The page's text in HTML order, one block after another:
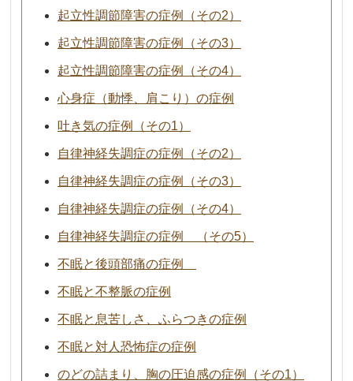
起立性調節障害の症例（その2）
起立性調節障害の症例（その3）
起立性調節障害の症例（その4）
心身症（動悸、肩こり）の症例
吐き気の症例（その1）
自律神経失調症の症例（その2）
自律神経失調症の症例（その3）
自律神経失調症の症例（その4）
自律神経失調症の症例 （その5）
不眠と後頭部痛の症例
不眠と不整脈の症例
不眠と息苦しさ、ふらつきの症例
不眠と対人恐怖症の症例
のどの詰まり、胸の圧迫感の症例（その1）